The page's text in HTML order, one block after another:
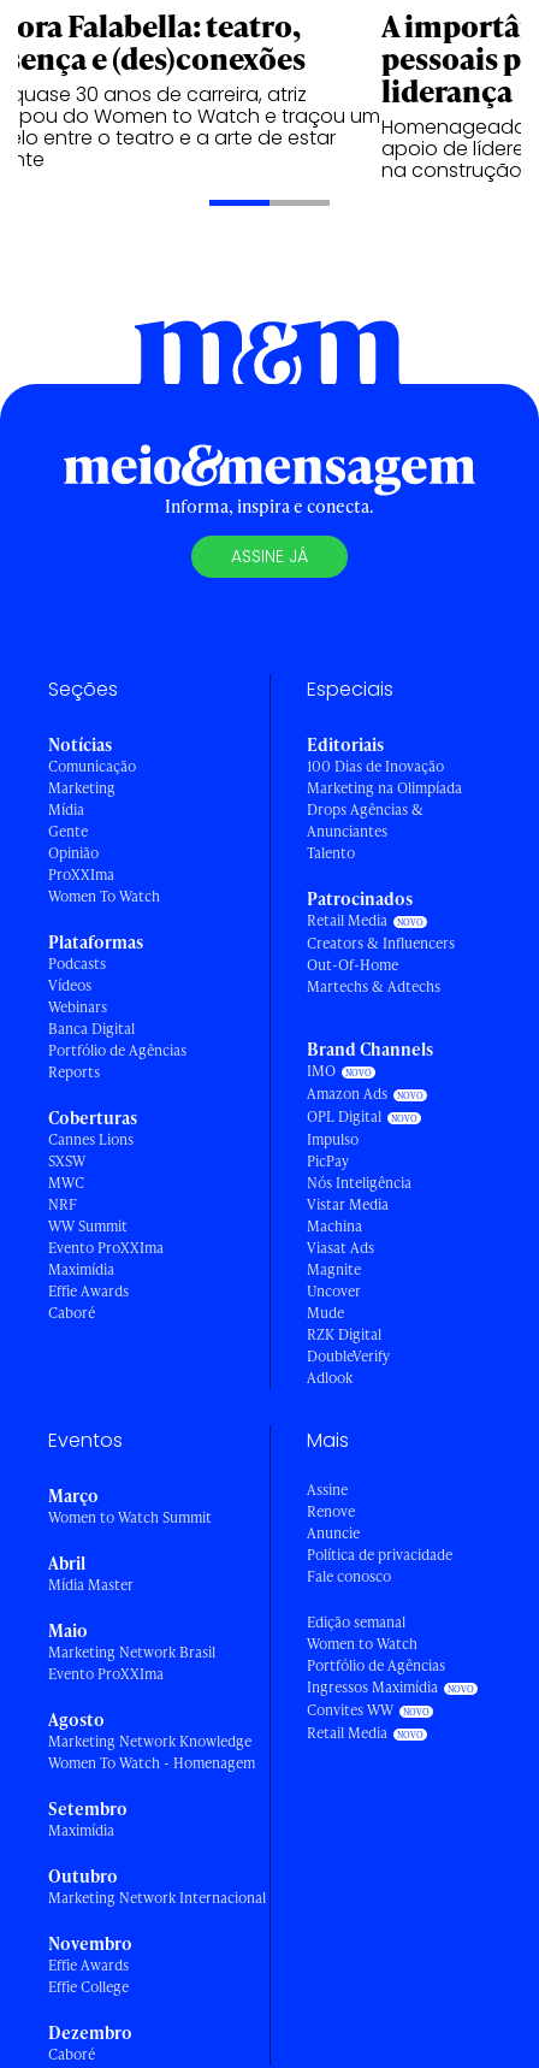
Falabella: teatro,
e (des)conexões
quase 30 anos de carreira, atriz
do Women to Watch e traçou um
entre o teatro e a arte de estar
A
pessoais
liderança
apoio de
na construção
Informa, inspira e conecta.
ASSINE JÁ
Seções
Notícias
Comunicação
Marketing
Mídia
Gente
Opinião
ProXXIma
Women To Watch
Plataformas
Podcasts
Vídeos
Webinars
Banca Digital
Portfólio de Agências
Reports
Coberturas
Cannes Lions
SXSW
MWC
NRF
WW Summit
Evento ProXXIma
Maximídia
Effie Awards
Caboré
Especiais
Editoriais
100 Dias de Inovação
Marketing na Olimpíada
Drops Agências &
Anunciantes
Talento
Patrocinados
Retail Media
Creators & Influencers
Out-Of-Home
Martechs & Adtechs
Brand Channels
IMO
Amazon Ads
OPL Digital
Impulso
PicPay
Nós Inteligência
Vistar Media
Machina
Viasat Ads
Magnite
Uncover
Mude
RZK Digital
DoubleVerify
Adlook
Eventos
Março
Women to Watch Summit
Abril
Mídia Master
Maio
Marketing Network Brasil
Evento ProXXIma
Agosto
Marketing Network Knowledge
Women To Watch - Homenagem
Setembro
Maximídia
Outubro
Marketing Network Internacional
Novembro
Effie Awards
Effie College
Dezembro
Caboré
Mais
Assine
Renove
Anuncie
Política de privacidade
Fale conosco
Edição semanal
Women to Watch
Portfólio de Agências
Ingressos Maximídia
Convites WW
Retail Media